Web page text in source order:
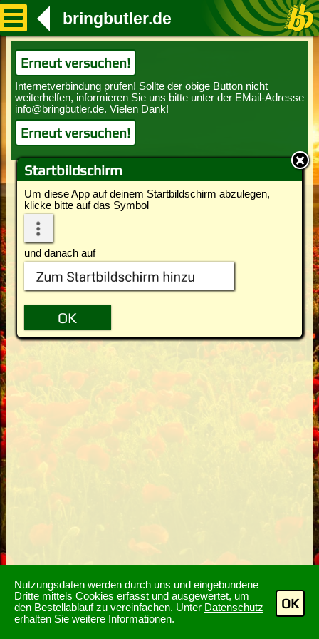
Nutzungsdaten werden durch uns und eingebundene
Dritte mittels Cookies erfasst und ausgewertet, um
den Bestellablauf zu vereinfachen. Unter Datenschutz
erhalten Sie weitere Informationen.
OK
Startbildschirm
Um diese App auf deinem Startbildschirm abzulegen,
klicke bitte auf das Symbol
und danach auf
bringbutler.de
Erneut versuchen!
Erneut versuchen!